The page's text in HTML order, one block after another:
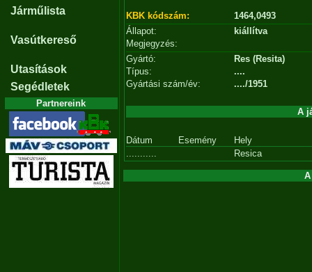
Járműlista
Vasútkereső
Utasítások
Segédletek
Partnereink
KBK kódszám:
1464,0493
Állapot:
kiállítva
Megjegyzés:
Gyártó:
Res (Resita)
Típus:
....
Gyártási szám/év:
..../1951
A
Dátum Esemény
Hely
...........
Resica